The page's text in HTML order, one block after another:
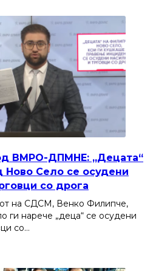
ВМРО-ДПМНЕ: „Децата“
Ново Село се осудени
со дрога
на СДСМ, Венко Филипче,
ги нарече „деца“ се осудени
со…